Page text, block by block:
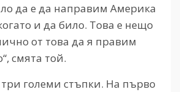
да е да направим Америка
и да било. Това е нещо
от това да я правим
смята той.
големи стъпки. На първо